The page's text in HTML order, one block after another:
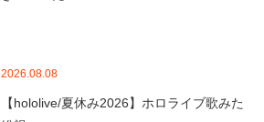
2026.08.08
【hololive/夏休み2026】ホロライブ歌みた